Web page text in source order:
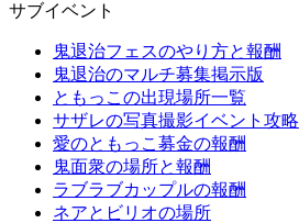
サブイベント
鬼退治フェスのやり方と報酬
鬼退治のマルチ募集掲示版
ともっこの出現場所一覧
サザレの写真撮影イベント攻略
愛のともっこ募金の報酬
鬼面衆の場所と報酬
ラブラブカップルの報酬
ネアとビリオの場所